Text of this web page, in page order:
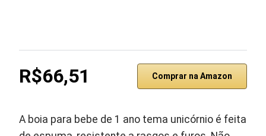
R$66,51 Comprar na Amazon
A boia para bebe de 1 ano tema unicórnio é feita